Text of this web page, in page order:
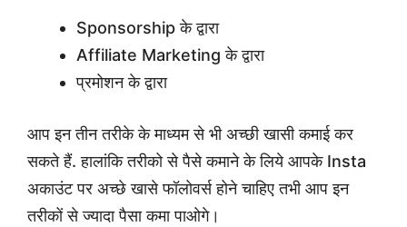
Sponsorship के द्वारा
Affiliate Marketing के द्वारा
प्रमोशन के द्वारा
आप इन तीन तरीके के माध्यम से भी अच्छी खासी कमाई कर
सकते हैं. हालांकि तरीको से पैसे कमाने के लिये आपके Insta
अकाउंट पर अच्छे खासे फॉलोवर्स होने चाहिए तभी आप इन
तरीकों से ज्यादा पैसा कमा पाओगे।